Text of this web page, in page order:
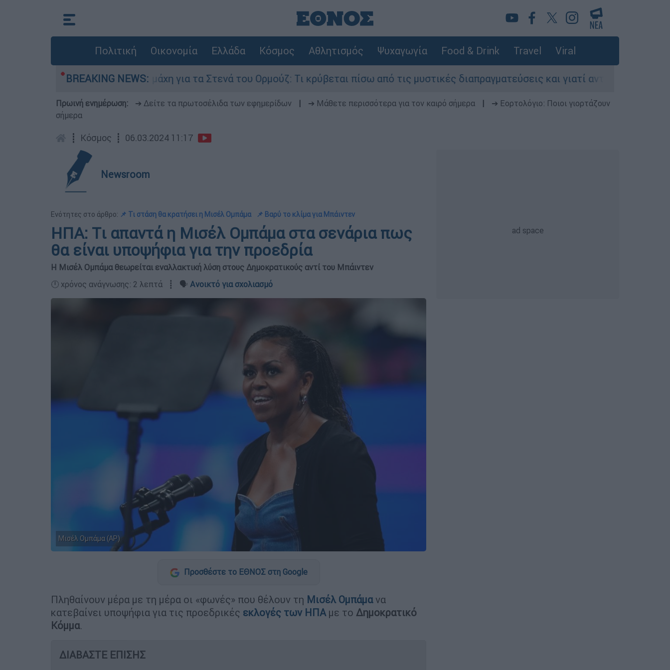
Πολιτική Οικονομία Ελλάδα Κόσμος Αθλητισμός Ψυχαγωγία Food & Drink Travel Viral
BREAKING NEWS:
Η μάχη για τα Στενά του Ορμούζ: Τι κρύβεται πίσω από τις μυστικές διαπραγματεύσεις και γιατί αντιδρούν οι ΗΠΑ
Πρωινή ενημέρωση: ➔ Δείτε τα πρωτοσέλιδα των εφημερίδων ➔ Μάθετε περισσότερα για τον καιρό σήμερα
➔ Εορτολόγιο: Ποιοι γιορτάζουν
σήμερα
┋ Κόσμος ┋ 06.03.2024 11:17
Newsroom
Ενότητες στο άρθρο: 📌 Τι στάση θα κρατήσει η Μισέλ Ομπάμα 📌 Βαρύ το κλίμα για Μπάιντεν
ΗΠΑ: Tι απαντά η Μισέλ Ομπάμα στα σενάρια πως
θα είναι υποψήφια για την προεδρία
Η Μισέλ Ομπάμα θεωρείται εναλλακτική λύση στους Δημοκρατικούς αντί του Μπάιντεν
🕛 χρόνος ανάγνωσης: 2 λεπτά ┋ 🗣️ Ανοικτό για σχολιασμό
Μισέλ Ομπάμα (AP)
Προσθέστε το ΕΘΝΟΣ στη Google
Πληθαίνουν μέρα με τη μέρα οι «φωνές» που θέλουν τη Μισέλ Ομπάμα να
κατεβαίνει υποψήφια για τις προεδρικές εκλογές των ΗΠΑ με το Δημοκρατικό
Κόμμα.
ΔΙΑΒΑΣΤΕ ΕΠΙΣΗΣ